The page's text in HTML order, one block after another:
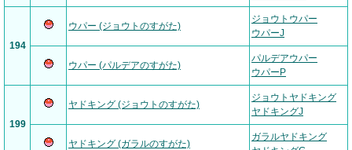
194
ウパー (ジョウトのすがた)
ジョウトウパー
ウパーJ
ウパー (パルデアのすがた)
パルデアウパー
ウパーP
199
ヤドキング (ジョウトのすがた)
ジョウトヤドキング
ヤドキングJ
ヤドキング (ガラルのすがた)
ガラルヤドキング